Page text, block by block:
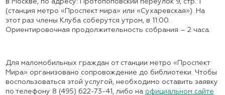
в Москве, по адресу: Протопоповский переулок 9, стр. 1
(станция метро «Проспект мира» или «Сухаревская»). На
этот раз члены Клуба соберутся утром, в 11:00.
Ориентировочная продолжительность собрания – 2 часа.
Для маломобильных граждан от станции метро «Проспект
Мира» организовано сопровождение до библиотеки. Чтобы
воспользоваться этой услугой, необходимо оставить заявку
по телефону 8 (495) 622-73-41, либо на официальном сайте